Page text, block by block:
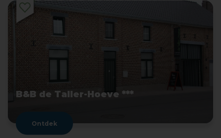
B&B de Taller-Hoeve ***
Ontdek